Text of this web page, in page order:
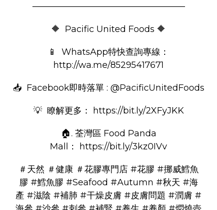
—————————————————–
🔶 Pacific United Foods 🔶
📱 WhatsApp特快查詢專線：
http://wa.me/85295417671
📥 Facebook即時落單 : @PacificUnitedFoods
💡 瞭解更多： https://bit.ly/2XFyJKK
🏠. 荃灣區 Food Panda
Mall： https://bit.ly/3kz0IVv
＃天然 ＃健康 ＃花膠專門店 #花膠 #挪威鱈魚
膠 #鱈魚膠 #Seafood #Autumn #秋天 #海
產 #滋陰 #補肺 #干燥皮膚 #皮膚問題 #潤膚 #